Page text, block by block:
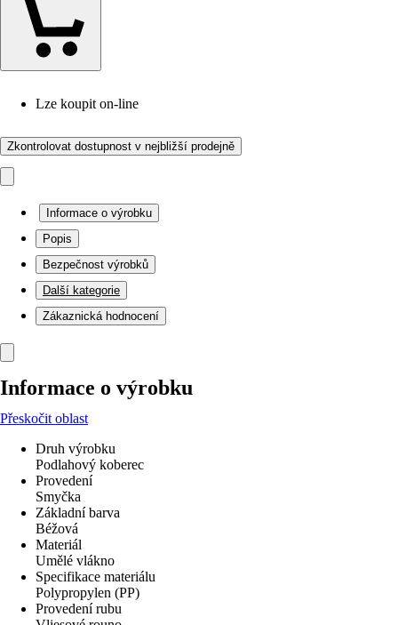
Lze koupit on-line
Zkontrolovat dostupnost v nejbližší prodejně
Informace o výrobku
Popis
Bezpečnost výrobků
Další kategorie
Zákaznická hodnocení
Informace o výrobku
Přeskočit oblast
Druh výrobku
Podlahový koberec
Provedení
Smyčka
Základní barva
Béžová
Materiál
Umělé vlákno
Specifikace materiálu
Polypropylen (PP)
Provedení rubu